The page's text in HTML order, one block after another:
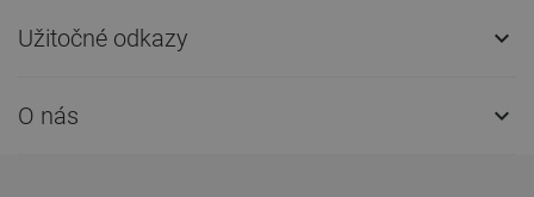
Užitočné odkazy 
O nás 